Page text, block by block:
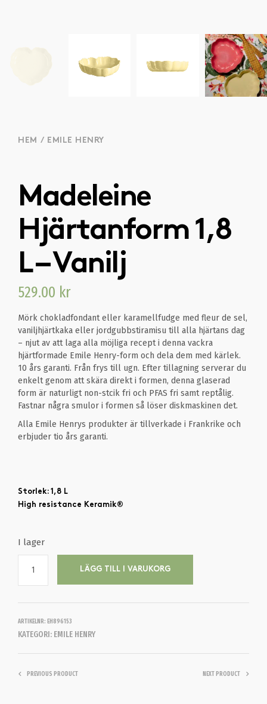
HEM / EMILE HENRY
Madeleine
Hjärtanform 1,8
L – Vanilj
529.00 kr
Mörk chokladfondant eller karamellfudge med fleur de sel,
vaniljhjärtkaka eller jordgubbstiramisu till alla hjärtans dag
– njut av att laga alla möjliga recept i denna vackra
hjärtformade Emile Henry-form och dela dem med kärlek.
10 års garanti. Från frys till ugn. Efter tillagning serverar du
enkelt genom att skära direkt i formen, denna glaserad
form är naturligt non-stcik fri och PFAS fri samt reptålig.
Fastnar några smulor i formen så löser diskmaskinen det.
Alla Emile Henrys produkter är tillverkade i Frankrike och
erbjuder tio års garanti.
Storlek: 1,8 L
High resistance Keramik®
I lager
LÄGG TILL I VARUKORG
ARTIKELNR: EH896153
KATEGORI: EMILE HENRY
PREVIOUS PRODUCT NEXT PRODUCT